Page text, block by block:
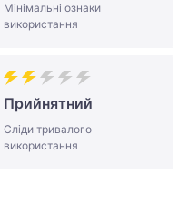
Мінімальні ознаки
використання
Прийнятний
Сліди тривалого
використання